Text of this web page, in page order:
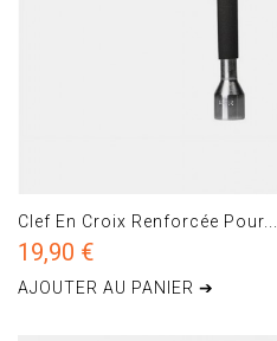
Clef En Croix Renforcée Pour...
19,90 €
AJOUTER AU PANIER ➔